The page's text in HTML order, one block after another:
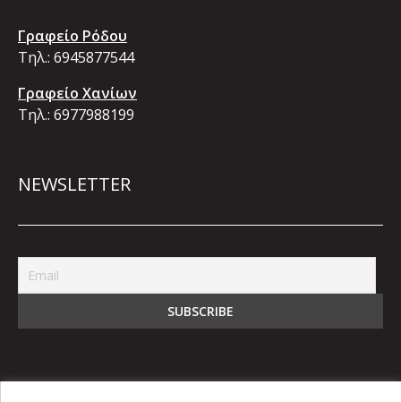
Γραφείο Ρόδου
Τηλ.: 6945877544
Γραφείο Χανίων
Τηλ.: 6977988199
NEWSLETTER